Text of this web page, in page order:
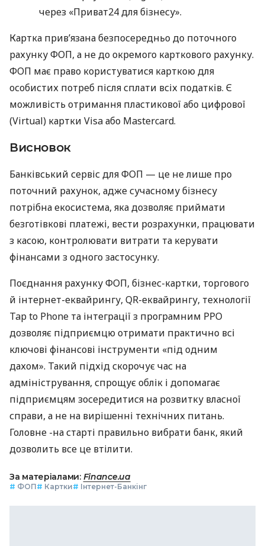
через «Приват24 для бізнесу».
Картка прив’язана безпосередньо до поточного
рахунку ФОП, а не до окремого карткового рахунку.
ФОП має право користуватися карткою для
особистих потреб після сплати всіх податків. Є
можливість отримання пластикової або цифрової
(Virtual) картки Visa або Mastercard.
Висновок
Банківський сервіс для ФОП — це не лише про
поточний рахунок, адже сучасному бізнесу
потрібна екосистема, яка дозволяє приймати
безготівкові платежі, вести розрахунки, працювати
з касою, контролювати витрати та керувати
фінансами з одного застосунку.
Поєднання рахунку ФОП, бізнес-картки, торгового
й інтернет-еквайрингу, QR-еквайрингу, технології
Tap to Phone та інтеграції з програмним РРО
дозволяє підприємцю отримати практично всі
ключові фінансові інструменти «під одним
дахом». Такий підхід скорочує час на
адміністрування, спрощує облік і допомагає
підприємцям зосередитися на розвитку власної
справи, а не на вирішенні технічних питань.
Головне -на старті правильно вибрати банк, який
дозволить все це втілити.
За матеріалами: Finance.ua
# ФОП# Картки# Інтернет-Банкінг